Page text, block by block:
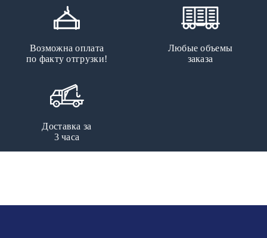
Возможна оплата
по факту отгрузки!
Любые объемы
заказа
Доставка за
3 часа